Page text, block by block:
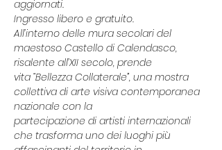
aggiornati.
Ingresso libero e gratuito.
All’interno delle mura secolari del
maestoso Castello di Calendasco,
risalente all’XII secolo, prende
vita “Bellezza Collaterale”, una mostra
collettiva di arte visiva contemporanea
nazionale con la
partecipazione di artisti internazionali
che trasforma uno dei luoghi più